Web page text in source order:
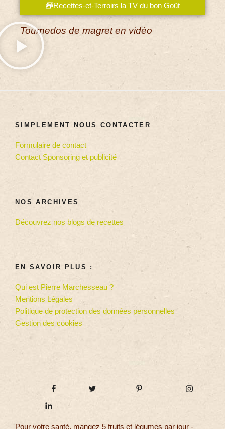
Recettes-et-Terroirs la TV du bon Goût
Tournedos de magret en vidéo
SIMPLEMENT NOUS CONTACTER
Formulaire de contact
Contact Sponsoring et publicité
NOS ARCHIVES
Découvrez nos blogs de recettes
EN SAVOIR PLUS :
Qui est Pierre Marchesseau ?
Mentions Légales
Politique de protection des données personnelles
Gestion des cookies
Pour votre santé, mangez 5 fruits et légumes par jour -